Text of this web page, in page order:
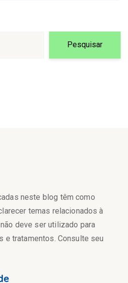
Pesquisar
neste blog têm como
temas relacionados à
deve ser utilizado para
e tratamentos. Consulte seu